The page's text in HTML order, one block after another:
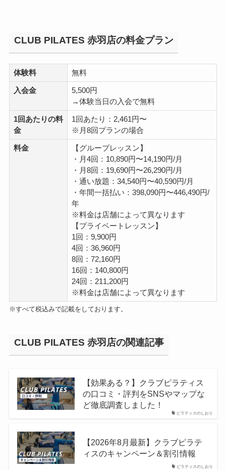
CLUB PILATES 赤羽店の料金プラン
体験料 無料
入会金
5,500円
→体験当日の入会で無料
1回あたりの料
金
1回あたり：2,461円〜
※月8回プランの場合
料金
【グループレッスン】
・月4回：10,890円〜14,190円/月
・月8回：19,690円〜26,290円/月
・通い放題：34,540円〜40,590円/月
・年間一括払い：398,090円〜446,490円/
年
※料金は店舗によって異なります
【プライベートレッスン】
1回：9,900円
4回：36,960円
8回：72,160円
16回：140,800円
24回：211,200円
※料金は店舗によって異なります
※すべて税込みで記載をしております。
CLUB PILATES 赤羽店の関連記事
ピラティスのしおり
【効果ある？】クラブピラティス
の口コミ・評判をSNSやマップな
ど徹底調査しました！
ピラティスのしおり
【2026年8月最新】クラブピラテ
ィスのキャンペーン＆割引情報